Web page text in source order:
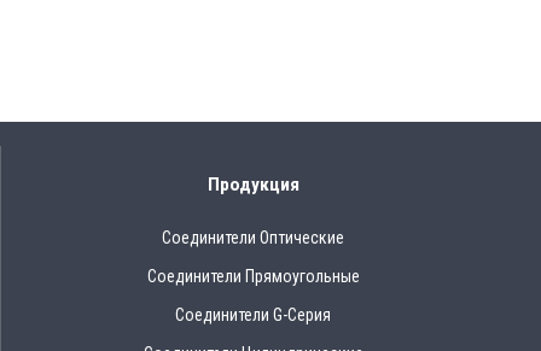
Продукция
Соединители Оптические
Соединители Прямоугольные
Соединители G-Серия